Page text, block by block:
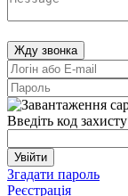
Жду звонка
Введіть код захисту
Увійти
Згадати пароль
Реєстрація